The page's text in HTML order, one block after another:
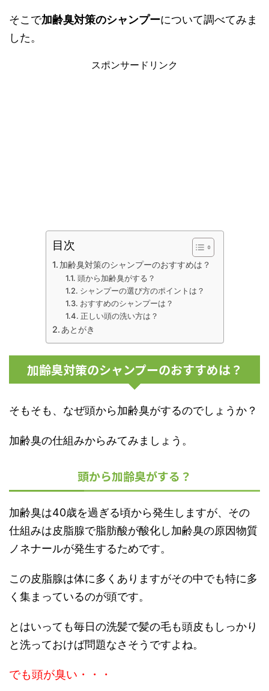
そこで加齢臭対策のシャンプーについて調べてみま
した。
スポンサードリンク
目次
加齢臭対策のシャンプーのおすすめは？
頭から加齢臭がする？
シャンプーの選び方のポイントは？
おすすめのシャンプーは？
正しい頭の洗い方は？
あとがき
加齢臭対策のシャンプーのおすすめは？
そもそも、なぜ頭から加齢臭がするのでしょうか？
加齢臭の仕組みからみてみましょう。
頭から加齢臭がする？
加齢臭は40歳を過ぎる頃から発生しますが、その
仕組みは皮脂腺で脂肪酸が酸化し加齢臭の原因物質
ノネナールが発生するためです。
この皮脂腺は体に多くありますがその中でも特に多
く集まっているのが頭です。
とはいっても毎日の洗髪で髪の毛も頭皮もしっかり
と洗っておけば問題なさそうですよね。
でも頭が臭い・・・